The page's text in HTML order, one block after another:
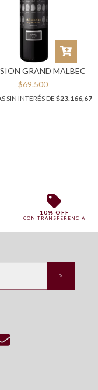
GRAND MALBEC
$69.500
SIN INTERÉS DE $23.166,67
10% OFF
CON TRANSFERENCIA